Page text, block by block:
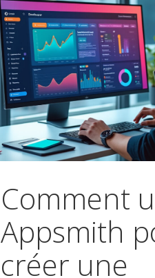
Comment
Appsmith
créer une